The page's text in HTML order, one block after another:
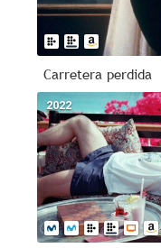
Carretera perdida
2022